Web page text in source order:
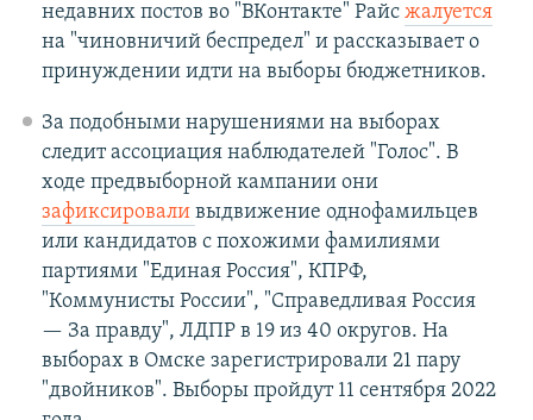
недавних постов во "ВКонтакте" Райс жалуется
на "чиновничий беспредел" и рассказывает о
принуждении идти на выборы бюджетников.
За подобными нарушениями на выборах
следит ассоциация наблюдателей "Голос". В
ходе предвыборной кампании они
зафиксировали выдвижение однофамильцев
или кандидатов с похожими фамилиями
партиями "Единая Россия", КПРФ,
"Коммунисты России", "Справедливая Россия
— За правду", ЛДПР в 19 из 40 округов. На
выборах в Омске зарегистрировали 21 пару
"двойников". Выборы пройдут 11 сентября 2022